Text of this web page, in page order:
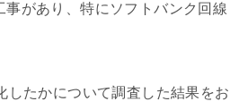
があり、特にソフトバンク回線
たかについて調査した結果をお